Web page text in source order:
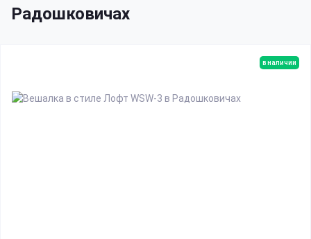
Радошковичах
в наличии